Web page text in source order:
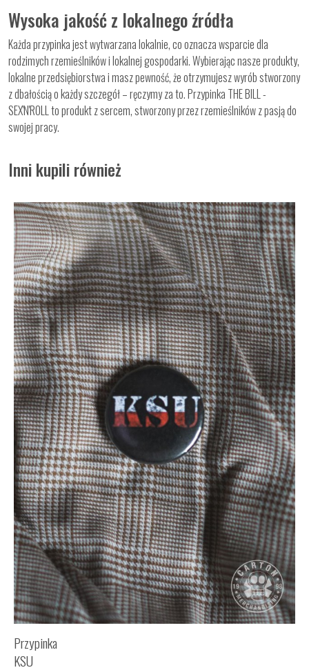
Wysoka jakość z lokalnego źródła
Każda przypinka jest wytwarzana lokalnie, co oznacza wsparcie dla
rodzimych rzemieślników i lokalnej gospodarki. Wybierając nasze produkty,
lokalne przedsiębiorstwa i masz pewność, że otrzymujesz wyrób stworzony
z dbałością o każdy szczegół – ręczymy za to. Przypinka THE BILL -
SEX'N'ROLL to produkt z sercem, stworzony przez rzemieślników z pasją do
swojej pracy.
Inni kupili również
Przypinka
KSU